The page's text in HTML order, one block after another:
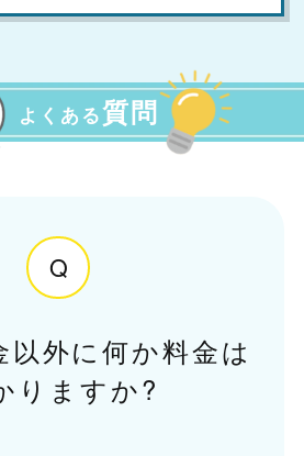
よくある質問
Q
以外に何か料金は
りますか?